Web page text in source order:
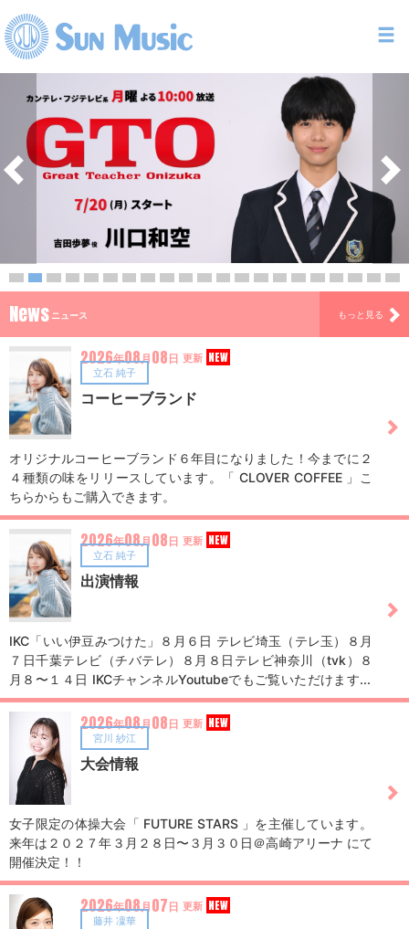
News ニュース もっと見る
2026年08月 08 日 更新 NEW
立石 純子
コーヒーブランド
オリジナルコーヒーブランド６年目になりました！今までに２
４種類の味をリリースしています。「 CLOVER COFFEE 」こ
ちらからもご購入できます。
2026年08月 08 日 更新 NEW
立石 純子
出演情報
IKC「いい伊豆みつけた」８月６日 テレビ埼玉（テレ玉）８月
７日千葉テレビ（チバテレ）８月８日テレビ神奈川（tvk）８
月８〜１４日 IKCチャンネルYoutubeでもご覧いただけます。
「 いい伊豆みつけた 」
2026年08月 08 日 更新 NEW
宮川 紗江
大会情報
女子限定の体操大会「 FUTURE STARS 」を主催しています。
来年は２０２７年３月２８日〜３月３０日＠高崎アリーナ にて
開催決定！！
2026年08月 07 日 更新 NEW
藤井 凜華